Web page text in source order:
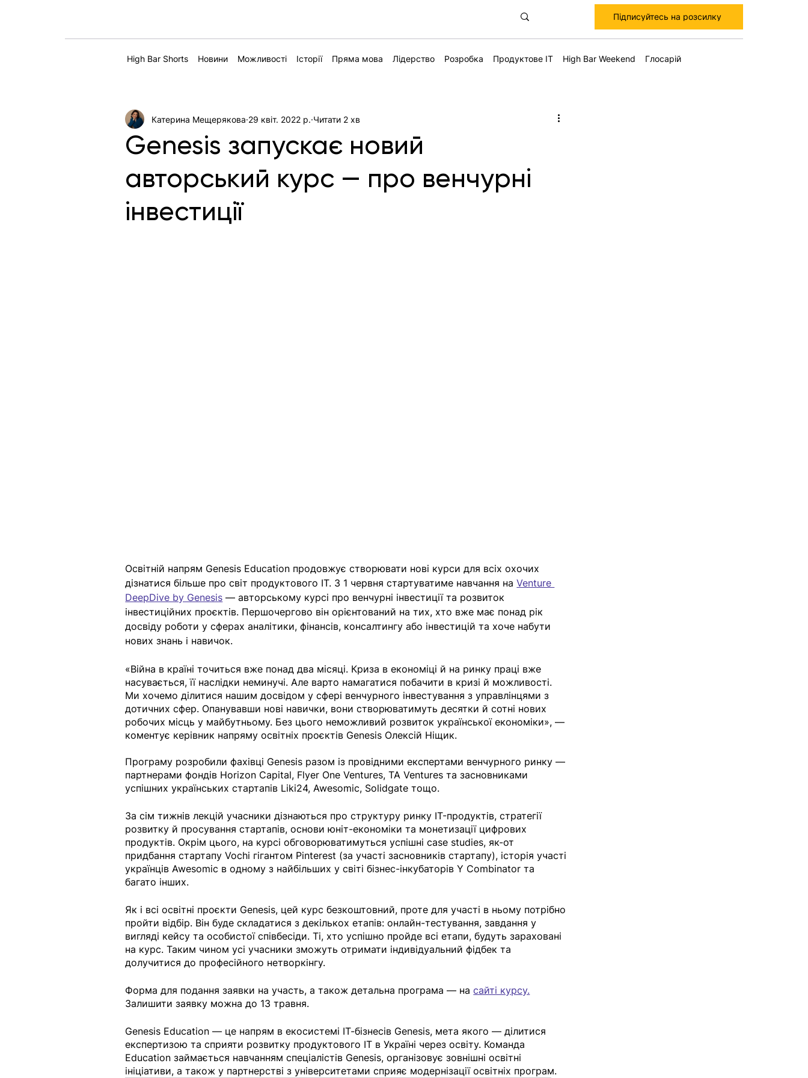
Підписуйтесь на розсилку
High Bar Shorts Новини Можливості Історії Пряма мова Лідерство Розробка Продуктове IT High Bar Weekend Глосарій
Genesis запускає новий
авторський курс — про венчурні
інвестиції
Катерина Мещерякова 29 квіт. 2022 р. Читати 2 хв
Освітній напрям Genesis Education продовжує створювати нові курси для всіх охочих
дізнатися більше про світ продуктового IT. З 1 червня стартуватиме навчання на Venture
DeepDive by Genesis — авторському курсі про венчурні інвестиції та розвиток
інвестиційних проєктів. Першочергово він орієнтований на тих, хто вже має понад рік
досвіду роботи у сферах аналітики, фінансів, консалтингу або інвестицій та хоче набути
нових знань і навичок.
«Війна в країні точиться вже понад два місяці. Криза в економіці й на ринку праці вже
насувається, її наслідки неминучі. Але варто намагатися побачити в кризі й можливості.
Ми хочемо ділитися нашим досвідом у сфері венчурного інвестування з управлінцями з
дотичних сфер. Опанувавши нові навички, вони створюватимуть десятки й сотні нових
робочих місць у майбутньому. Без цього неможливий розвиток української економіки», —
коментує керівник напряму освітніх проєктів Genesis Олексій Ніщик.
Програму розробили фахівці Genesis разом із провідними експертами венчурного ринку —
партнерами фондів Horizon Capital, Flyer One Ventures, TA Ventures та засновниками
успішних українських стартапів Liki24, Awesomic, Solidgate тощо.
За сім тижнів лекцій учасники дізнаються про структуру ринку IT-продуктів, стратегії
розвитку й просування стартапів, основи юніт-економіки та монетизації цифрових
продуктів. Окрім цього, на курсі обговорюватимуться успішні case studies, як-от
придбання стартапу Vochi гігантом Pinterest (за участі засновників стартапу), історія участі
українців Awesomic в одному з найбільших у світі бізнес-інкубаторів Y Combinator та
багато інших.
Як і всі освітні проєкти Genesis, цей курс безкоштовний, проте для участі в ньому потрібно
пройти відбір. Він буде складатися з декількох етапів: онлайн-тестування, завдання у
вигляді кейсу та особистої співбесіди. Ті, хто успішно пройде всі етапи, будуть зараховані
на курс. Таким чином усі учасники зможуть отримати індивідуальний фідбек та
долучитися до професійного нетворкінгу.
Форма для подання заявки на участь, а також детальна програма — на сайті курсу.
Залишити заявку можна до 13 травня.
Genesis Education — це напрям в екосистемі ІТ-бізнесів Genesis, мета якого — ділитися
експертизою та сприяти розвитку продуктового ІТ в Україні через освіту. Команда
Education займається навчанням спеціалістів Genesis, організовує зовнішні освітні
ініціативи, а також у партнерстві з університетами сприяє модернізації освітніх програм.